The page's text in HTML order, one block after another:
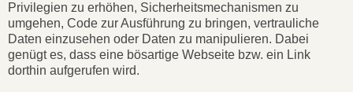
Privilegien zu erhöhen, Sicherheitsmechanismen zu
umgehen, Code zur Ausführung zu bringen, vertrauliche
Daten einzusehen oder Daten zu manipulieren. Dabei
genügt es, dass eine bösartige Webseite bzw. ein Link
dorthin aufgerufen wird.